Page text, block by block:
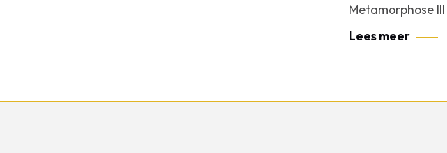
Metamorphose III
Lees meer